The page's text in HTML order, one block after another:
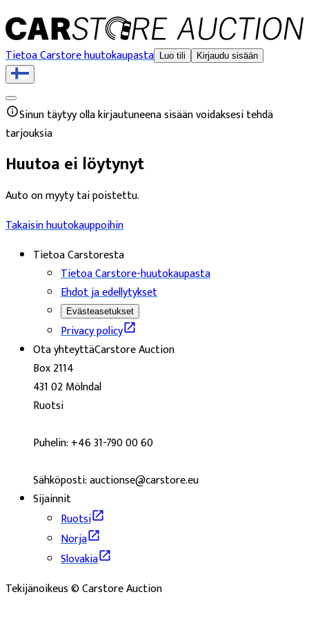
Tietoa Carstore huutokaupasta Luo tili Kirjaudu sisään
Sinun täytyy olla kirjautuneena sisään voidaksesi tehdä
tarjouksia
Huutoa ei löytynyt
Auto on myyty tai poistettu.
Takaisin huutokauppoihin
Tietoa Carstoresta
Tietoa Carstore-huutokaupasta
Ehdot ja edellytykset
Evästeasetukset
Privacy policy
Ota yhteyttäCarstore Auction
Box 2114
431 02 Mölndal
Ruotsi
Puhelin: +46 31-790 00 60
Sähköposti: auctionse@carstore.eu
Sijainnit
Ruotsi
Norja
Slovakia
Tekijänoikeus © Carstore Auction